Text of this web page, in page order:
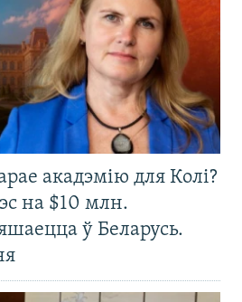
акадэмію для Колі?
на $10 млн.
ў Беларусь.